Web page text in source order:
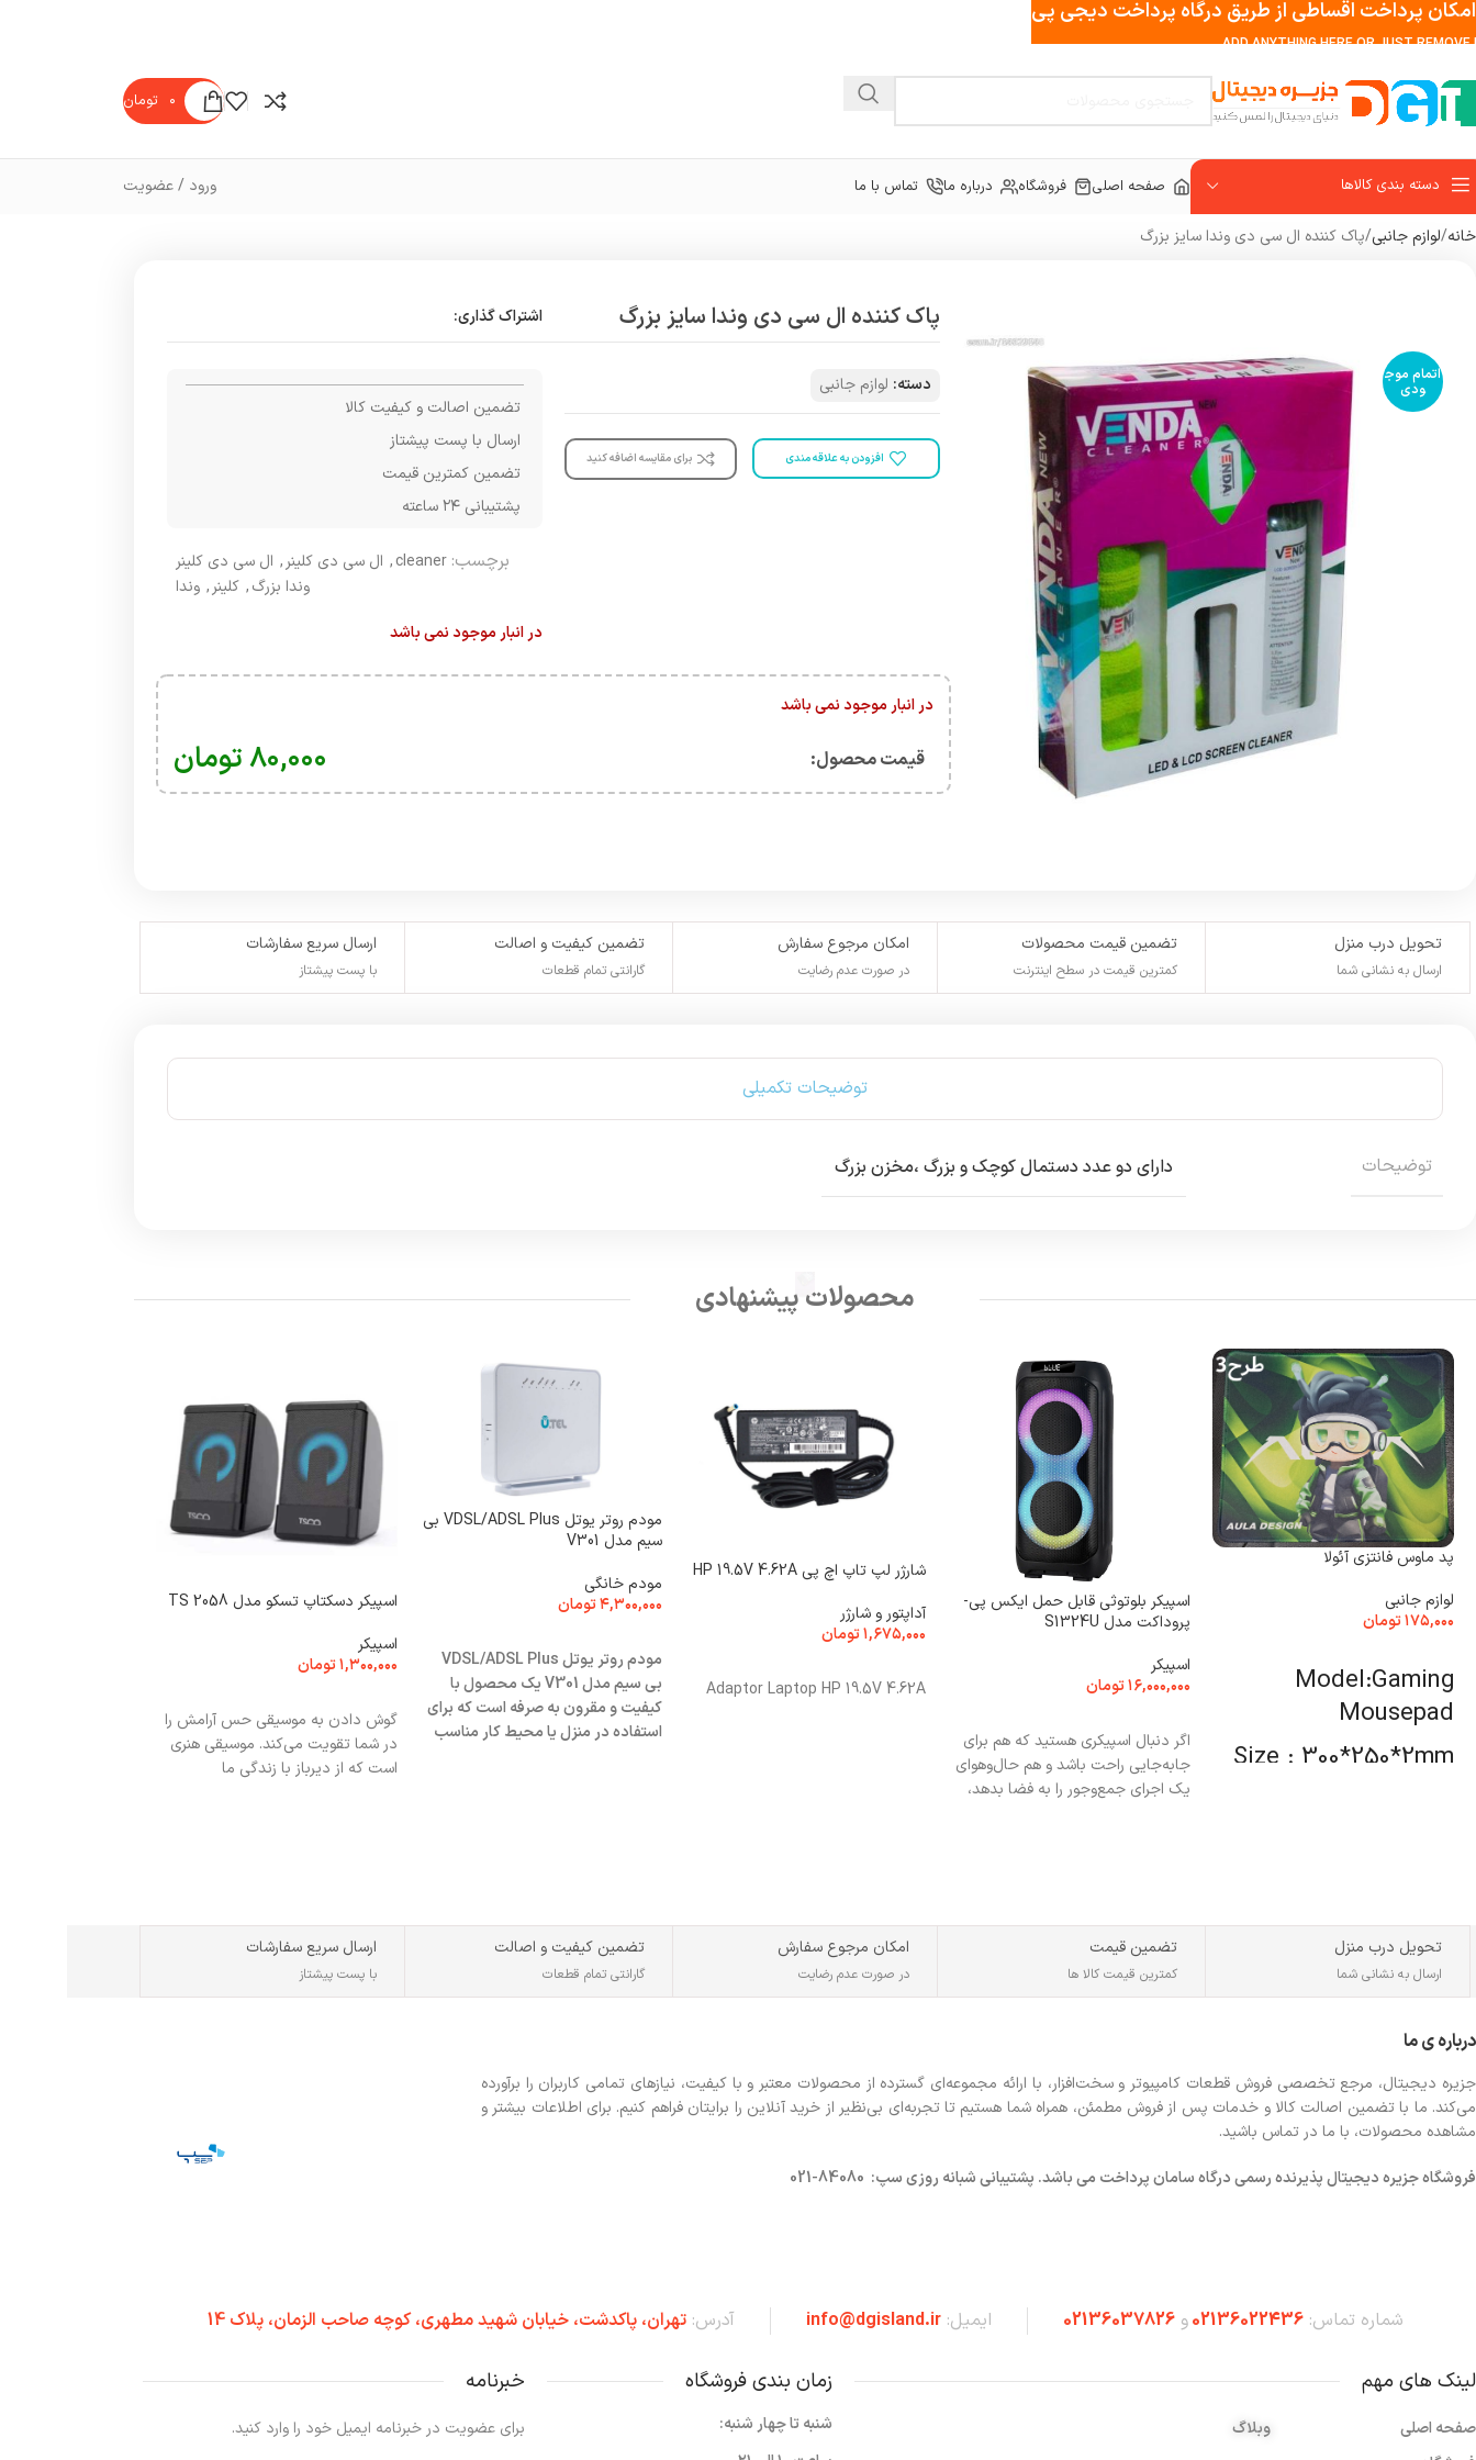
ADD ANYTHING HERE OR JUST REMOVE
۰ تومان
دسته بندی کالاها صفحه اصلی فروشگاه درباره ما تماس با ما ورود / عضویت
خانه لوازم جانبی پاک کننده ال سی دی وندا سایز بزرگ
اتمام موج
ودی
پاک کننده ال سی دی وندا سایز بزرگ اشتراک گذاری:
دسته: لوازم جانبی
افزودن به علاقه مندی برای مقایسه اضافه کنید
تضمین اصالت و کیفیت کالا
ارسال با پست پیشتاز
تضمین کمترین قیمت
پشتیبانی ۲۴ ساعته
برچسب: cleaner
, ال سی دی کلینر , ال سی دی کلینر
وندا بزرگ, کلینر , وندا
در انبار موجود نمی باشد
در انبار موجود نمی باشد
قیمت محصول:​ ۸۰,۰۰۰تومان
تحویل درب منزل
ارسال به نشانی شما
تضمین قیمت محصولات
کمترین قیمت در سطح اینترنت
امکان مرجوع سفارش
در صورت عدم رضایت
تضمین کیفیت و اصالت
گارانتی تمام قطعات
ارسال سریع سفارشات
با پست پیشتاز
توضیحات تکمیلی
توضیحات دارای دو عدد دستمال کوچک و بزرگ ،مخزن بزرگ
محصولات پیشنهادی
پد ماوس فانتزی آئولا
لوازم جانبی
۱۷۵,۰۰۰تومان
Model:Gaming
Mousepad
Size : 300*250*2mm
اسپیکر بلوتوثی قابل حمل ایکس پی-
پروداکت مدل S1324U
اسپیکر
۱۶,۰۰۰,۰۰۰تومان
اگر دنبال اسپیکری هستید که هم برای
جابه‌جایی راحت باشد و هم حال‌وهوای
یک اجرای جمع‌وجور را به فضا بدهد،
شارژر لپ تاپ اچ پی HP 19.5V 4.62A
آداپتور و شارژر
۱,۶۷۵,۰۰۰تومان
Adaptor Laptop HP 19.5V 4.62A
مودم روتر یوتل VDSL/ADSL Plus بی
سیم مدل V301
مودم خانگی
۴,۳۰۰,۰۰۰تومان
مودم روتر یوتل VDSL/ADSL Plus
بی سیم مدل V301 یک محصول با
کیفیت و مقرون به صرفه است که برای
استفاده در منزل یا محیط کار مناسب
اسپیکر دسکتاپ تسکو مدل TS 2058
اسپیکر
۱,۳۰۰,۰۰۰تومان
گوش دادن به موسیقی حس آرامش را
در شما تقویت می‌کند. موسیقی هنری
است که از دیرباز با زندگی ما
تحویل درب منزل
ارسال به نشانی شما
تضمین قیمت
کمترین قیمت کالا ها
امکان مرجوع سفارش
در صورت عدم رضایت
تضمین کیفیت و اصالت
گارانتی تمام قطعات
ارسال سریع سفارشات
با پست پیشتاز
درباره ی ما
جزیره دیجیتال، مرجع تخصصی فروش قطعات کامپیوتر و سخت‌افزار، با ارائه مجموعه‌ای گسترده از محصولات معتبر و با کیفیت، نیازهای تمامی کاربران را برآورده
می‌کند. ما با تضمین اصالت کالا و خدمات پس از فروش مطمئن، همراه شما هستیم تا تجربه‌ای بی‌نظیر از خرید آنلاین را برایتان فراهم کنیم. برای اطلاعات بیشتر و
مشاهده محصولات، با ما در تماس باشید.
فروشگاهجزیره دیجیتال پذیرنده رسمی درگاه سامان پرداخت می باشد. پشتیبانی شبانه روزی سپ: 84080-021
شماره تماس:02136022436و02136037826 ایمیل:info@dgisland.ir آدرس:تهران،‌ پاکدشت، خیابان شهید مطهری، کوچه صاحب الزمان، پلاک 14
لینک های مهم
صفحه اصلی
وبلاگ
زمان بندی فروشگاه
شنبه تا چهار شنبه:
خبرنامه
برای عضویت در خبرنامه ایمیل خود را وارد کنید.
امکان پرداخت اقساطی از طریق درگاه پرداخت دیجی پی